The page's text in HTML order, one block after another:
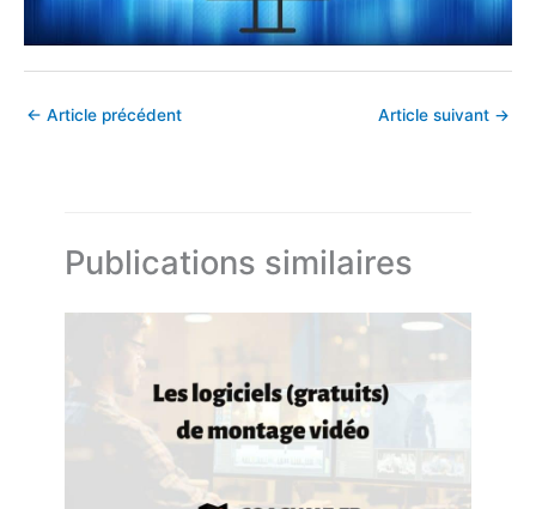
← Article précédent Article suivant →
Publications similaires